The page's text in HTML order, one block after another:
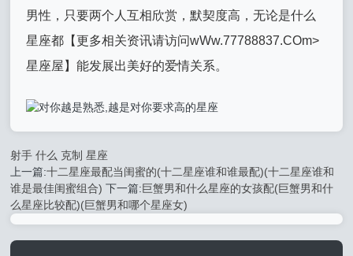
男性，只要两个人互相欣赏，默契度高，无论是什么
星座都【更多相关资讯请访问wWw.77788837.COm>
星座屋】能发展出美好的爱情关系。
射手 什么 克制 星座
上一篇:十二星座最配当闺蜜的(十二星座谁和谁最配)(十二星座谁和
谁是最佳闺蜜组合) 下一篇:巨蟹男和什么星座的女孩配(巨蟹男和什
么星座比较配)(巨蟹男和哪个星座女)